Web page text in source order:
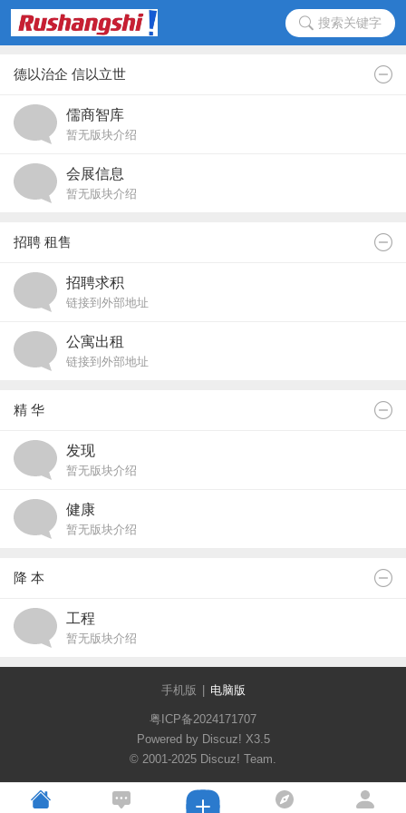
搜索关键字
德以治企 信以立世
儒商智库
暂无版块介绍
会展信息
暂无版块介绍
招聘 租售
招聘求积
链接到外部地址
公寓出租
链接到外部地址
精 华
发现
暂无版块介绍
健康
暂无版块介绍
降 本
工程
暂无版块介绍
手机版 电脑版
粤ICP备2024171707
Powered by Discuz! X3.5
© 2001-2025 Discuz! Team.